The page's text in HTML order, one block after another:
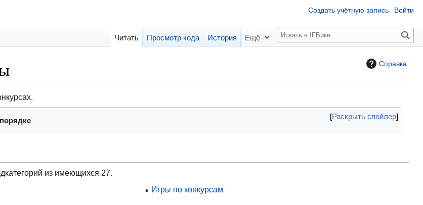
Справка
Раскрыть спойлер
из имеющихся 27.
Игры по конкурсам
Создать учётную запись Войти
Читать Просмотр кода История Ещё
П
о
к